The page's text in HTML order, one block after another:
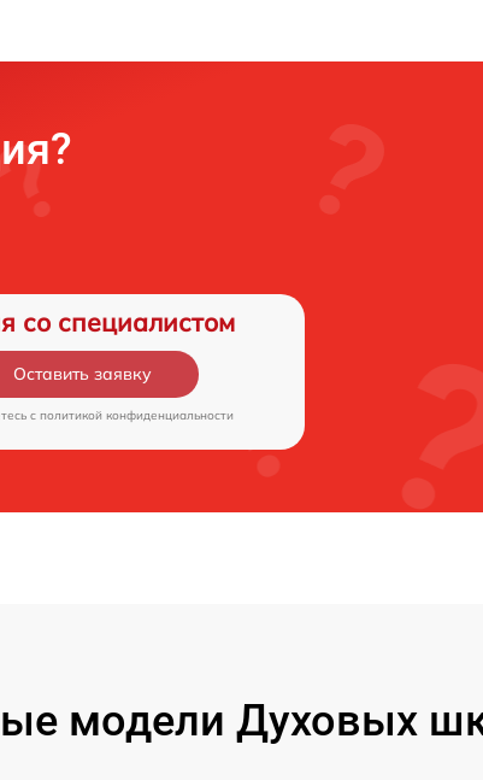
со специалистом
Оставить заявку
c политикой конфиденциальности
модели Духовых